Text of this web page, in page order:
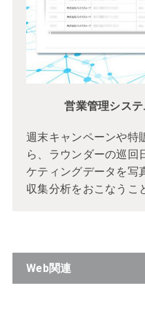
営業管理シス
週末キャンペーンや特
ら、ラウンダーの巡回
ケティングデータを写
収集分析をおこなうこ
Web関連